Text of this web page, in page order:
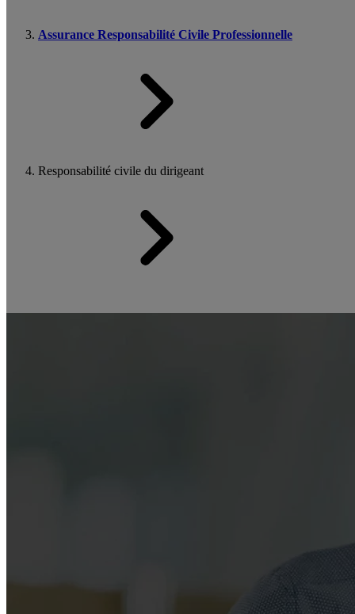
Assurance Responsabilité Civile Professionnelle
Responsabilité civile du dirigeant